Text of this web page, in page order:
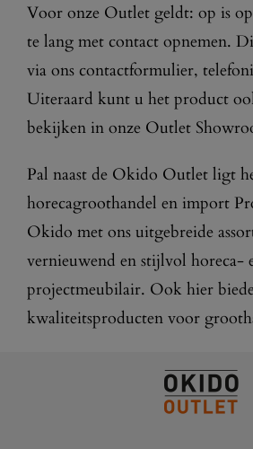
Voor onze Outlet geldt: op is
te lang met contact opnemen.
via ons contactformulier,
Uiteraard kunt u het product
bekijken in onze Outlet
Pal naast de Okido Outlet ligt
horecagroothandel en import
Okido met ons uitgebreide
vernieuwend en stijlvol horeca-
projectmeubilair. Ook hier
kwaliteitsproducten voor